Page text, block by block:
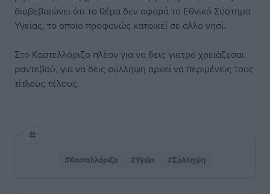
διαβεβαιώνει ότι το θέμα δεν αφορά το Εθνικό Σύστημα
Υγείας, το οποίο προφανώς κατοικεί σε άλλο νησί.
Στο Καστελλόριζο πλέον για να δεις γιατρό χρειάζεσαι
ραντεβού, για να δεις σύλληψη αρκεί να περιμένεις τους
τίτλους τέλους.
#Καστελλόριζο #Υγεία #Σύλληψη